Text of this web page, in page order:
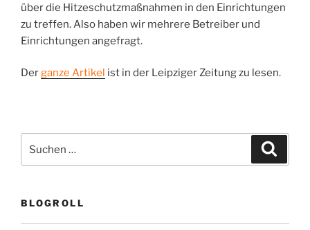
über die Hitzeschutzmaßnahmen in den Einrichtungen
zu treffen. Also haben wir mehrere Betreiber und
Einrichtungen angefragt.
Derganze Artikel ist in der Leipziger Zeitung zu lesen.
nach:
BLOGROLL